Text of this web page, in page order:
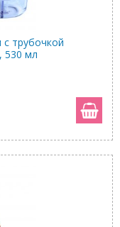
с трубочкой
530 мл